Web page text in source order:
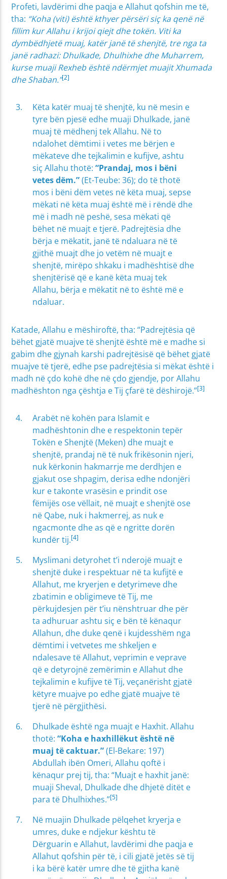
Profeti, lavdërimi dhe paqja e Allahut qofshin me të,
tha: “Koha (viti) është kthyer përsëri siç ka qenë në
fillim kur Allahu i krijoi qiejt dhe tokën. Viti ka
dymbëdhjetë muaj, katër janë të shenjtë, tre nga ta
janë radhazi: Dhulkade, Dhulhixhe dhe Muharrem,
kurse muaji Rexheb është ndërmjet muajit Xhumada
dhe Shaban.”[2]
Këta katër muaj të shenjtë, ku në mesin e
tyre bën pjesë edhe muaji Dhulkade, janë
muaj të mëdhenj tek Allahu. Në to
ndalohet dëmtimi i vetes me bërjen e
mëkateve dhe tejkalimin e kufijve, ashtu
siç Allahu thotë:“Prandaj, mos i bëni
vetes dëm.”(Et-Teube: 36); do të thotë
mos i bëni dëm vetes në këta muaj, sepse
mëkati në këta muaj është më i rëndë dhe
më i madh në peshë, sesa mëkati që
bëhet në muajt e tjerë. Padrejtësia dhe
bërja e mëkatit, janë të ndaluara në të
gjithë muajt dhe jo vetëm në muajt e
shenjtë, mirëpo shkaku i madhështisë dhe
shenjtërisë që e kanë këta muaj tek
Allahu, bërja e mëkatit në to është më e
ndaluar.
Katade, Allahu e mëshiroftë, tha: “Padrejtësia që
bëhet gjatë muajve të shenjtë është më e madhe si
gabim dhe gjynah karshi padrejtësisë që bëhet gjatë
muajve të tjerë, edhe pse padrejtësia si mëkat është i
madh në çdo kohë dhe në çdo gjendje, por Allahu
madhështon nga çështja e Tij çfarë të dëshirojë.”[3]
Arabët në kohën para Islamit e
madhështonin dhe e respektonin tepër
Tokën e Shenjtë (Meken) dhe muajt e
shenjtë, prandaj në të nuk frikësonin njeri,
nuk kërkonin hakmarrje me derdhjen e
gjakut ose shpagim, derisa edhe ndonjëri
kur e takonte vrasësin e prindit ose
fëmijës ose vëllait, në muajt e shenjtë ose
në Qabe, nuk i hakmerrej, as nuk e
ngacmonte dhe as që e ngritte dorën
kundër tij.[4]
Myslimani detyrohet t’i nderojë muajt e
shenjtë duke i respektuar në ta kufijtë e
Allahut, me kryerjen e detyrimeve dhe
zbatimin e obligimeve të Tij, me
përkujdesjen për t’iu nënshtruar dhe për
ta adhuruar ashtu siç e bën të kënaqur
Allahun, dhe duke qenë i kujdesshëm nga
dëmtimi i vetvetes me shkeljen e
ndalesave të Allahut, veprimin e veprave
që e detyrojnë zemërimin e Allahut dhe
tejkalimin e kufijve të Tij, veçanërisht gjatë
këtyre muajve po edhe gjatë muajve të
tjerë në përgjithësi.
Dhulkade është nga muajt e Haxhit. Allahu
thotë:“Koha e haxhillëkut është në
muaj të caktuar.”(El-Bekare: 197)
Abdullah ibën Omeri, Allahu qoftë i
kënaqur prej tij, tha: “Muajt e haxhit janë:
muaji Sheval, Dhulkade dhe dhjetë ditët e
para të Dhulhixhes.”[5]
Në muajin Dhulkade pëlqehet kryerja e
umres, duke e ndjekur kështu të
Dërguarin e Allahut, lavdërimi dhe paqja e
Allahut qofshin për të, i cili gjatë jetës së tij
i ka bërë katër umre dhe të gjitha kanë